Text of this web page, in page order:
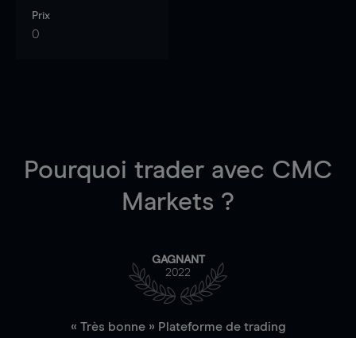
Prix
0
Pourquoi trader avec CMC
Markets ?
GAGNANT
2022
« Très bonne » Plateforme de trading